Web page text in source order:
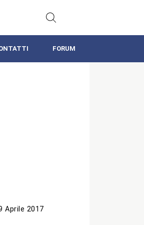
FORUM
Aprile 2017